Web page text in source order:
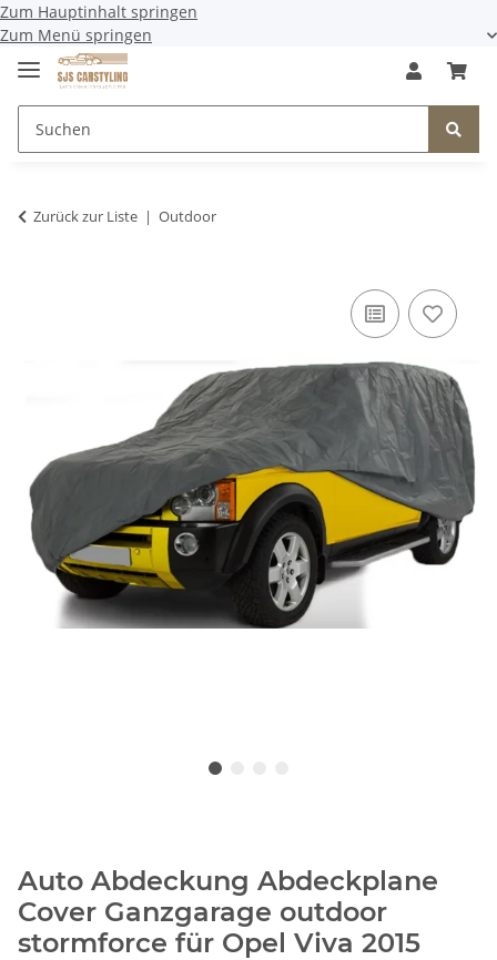
Zum Hauptinhalt springen
Zum Menü springen
Zurück zur Liste Outdoor
Auto Abdeckung Abdeckplane
Cover Ganzgarage outdoor
stormforce für Opel Viva 2015